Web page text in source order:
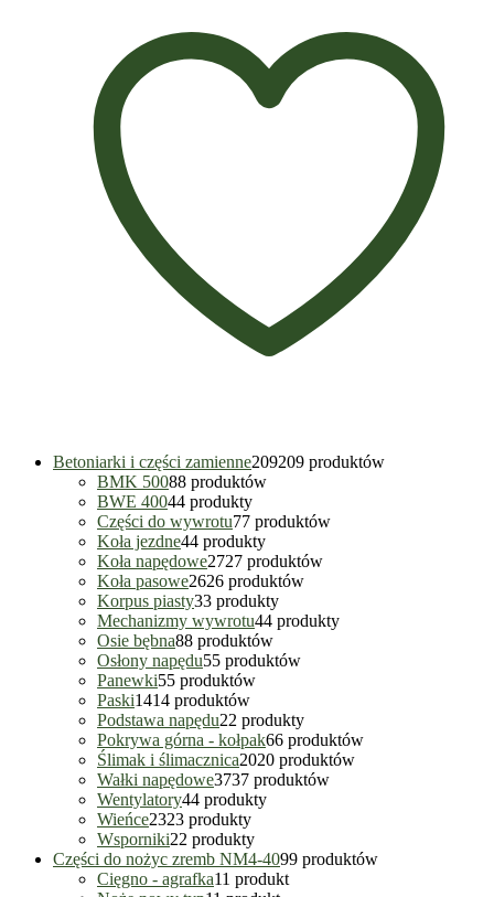
Betoniarki i części zamienne209209 produktów
BMK 50088 produktów
BWE 40044 produkty
Części do wywrotu77 produktów
Koła jezdne44 produkty
Koła napędowe2727 produktów
Koła pasowe2626 produktów
Korpus piasty33 produkty
Mechanizmy wywrotu44 produkty
Osie bębna88 produktów
Osłony napędu55 produktów
Panewki55 produktów
Paski1414 produktów
Podstawa napędu22 produkty
Pokrywa górna - kołpak66 produktów
Ślimak i ślimacznica2020 produktów
Wałki napędowe3737 produktów
Wentylatory44 produkty
Wieńce2323 produkty
Wsporniki22 produkty
Części do nożyc zremb NM4-4099 produktów
Cięgno - agrafka11 produkt